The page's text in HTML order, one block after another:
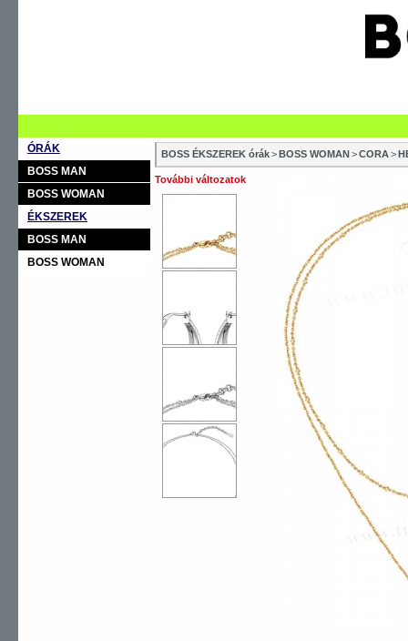
ÓRÁK
BOSS MAN
BOSS WOMAN
ÉKSZEREK
BOSS MAN
BOSS WOMAN
BOSS ÉKSZEREK órák>BOSS WOMAN>CORA>
További változatok